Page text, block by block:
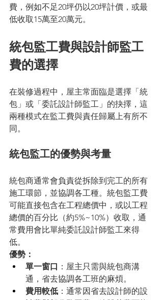
費，例如不足20坪仍以20坪計價，或最
低收取15萬至20萬元。
統包監工費與設計師監工
費的選擇
在裝修過程中，屋主常面臨是選擇「統
包」或「委託設計師監工」的抉擇，這
兩種模式在監工費與責任歸屬上有所不
同。
統包監工的優勢與考量
統包商通常會負責從拆除到完工的所有
施工環節，並協調各工種。統包監工費
可能直接包含在工程總價中，或以工程
總價的百分比（約5%~10%）收取，通
常費用會比單純委託設計師監工來得
低。
優勢：
單一窗口 ：屋主只需與統包商溝
通，省去協調各工班的麻煩。
費用較低 ：通常因省去設計師的設